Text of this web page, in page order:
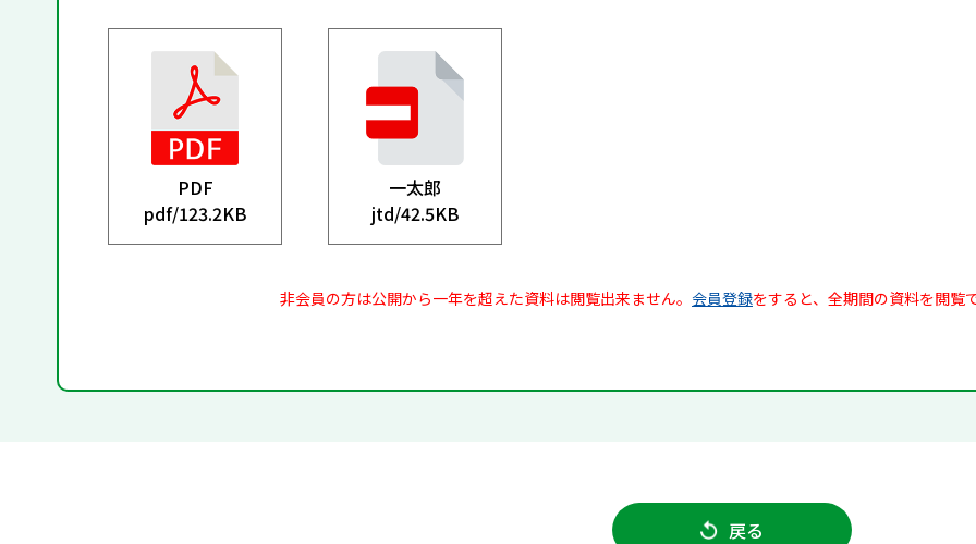
PDF
pdf/123.2KB
一太郎
jtd/42.5KB
非会員の方は公開から一年を超えた資料は閲覧出来ません。 会員登録をすると、全期間の資料を閲覧
戻る